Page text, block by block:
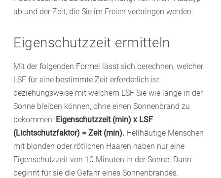
ab und der Zeit, die Sie im Freien verbringen werden.
Eigenschutzzeit ermitteln
Mit der folgenden Formel lässt sich berechnen, welcher
LSF für eine bestimmte Zeit erforderlich ist
beziehungsweise mit welchem LSF Sie wie lange in der
Sonne bleiben können, ohne einen Sonnenbrand zu
bekommen: Eigenschutzzeit (min) x LSF
(Lichtschutzfaktor) = Zeit (min). Hellhäutige Menschen
mit blonden oder rötlichen Haaren haben nur eine
Eigenschutzzeit von 10 Minuten in der Sonne. Dann
beginnt für sie die Gefahr eines Sonnenbrandes.